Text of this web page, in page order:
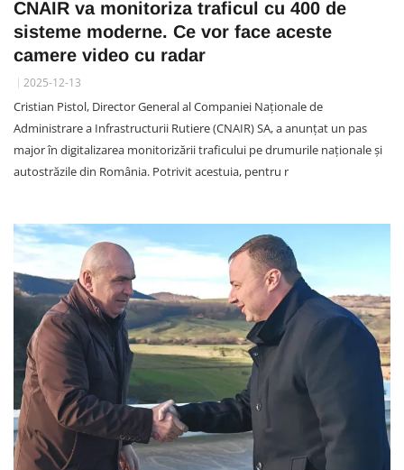
CNAIR va monitoriza traficul cu 400 de
sisteme moderne. Ce vor face aceste
camere video cu radar
2025-12-13
Cristian Pistol, Director General al Companiei Naționale de
Administrare a Infrastructurii Rutiere (CNAIR) SA, a anunțat un pas
major în digitalizarea monitorizării traficului pe drumurile naționale și
autostrăzile din România. Potrivit acestuia, pentru r